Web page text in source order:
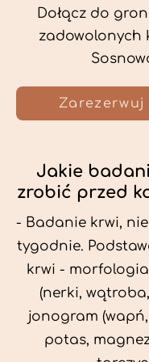
Dołącz do
zadowolonych
Zarezerwuj
Jakie
zrobić przed
- Badanie krwi,
tygodnie.
krwi -
(nerki,
jonogram
potas,